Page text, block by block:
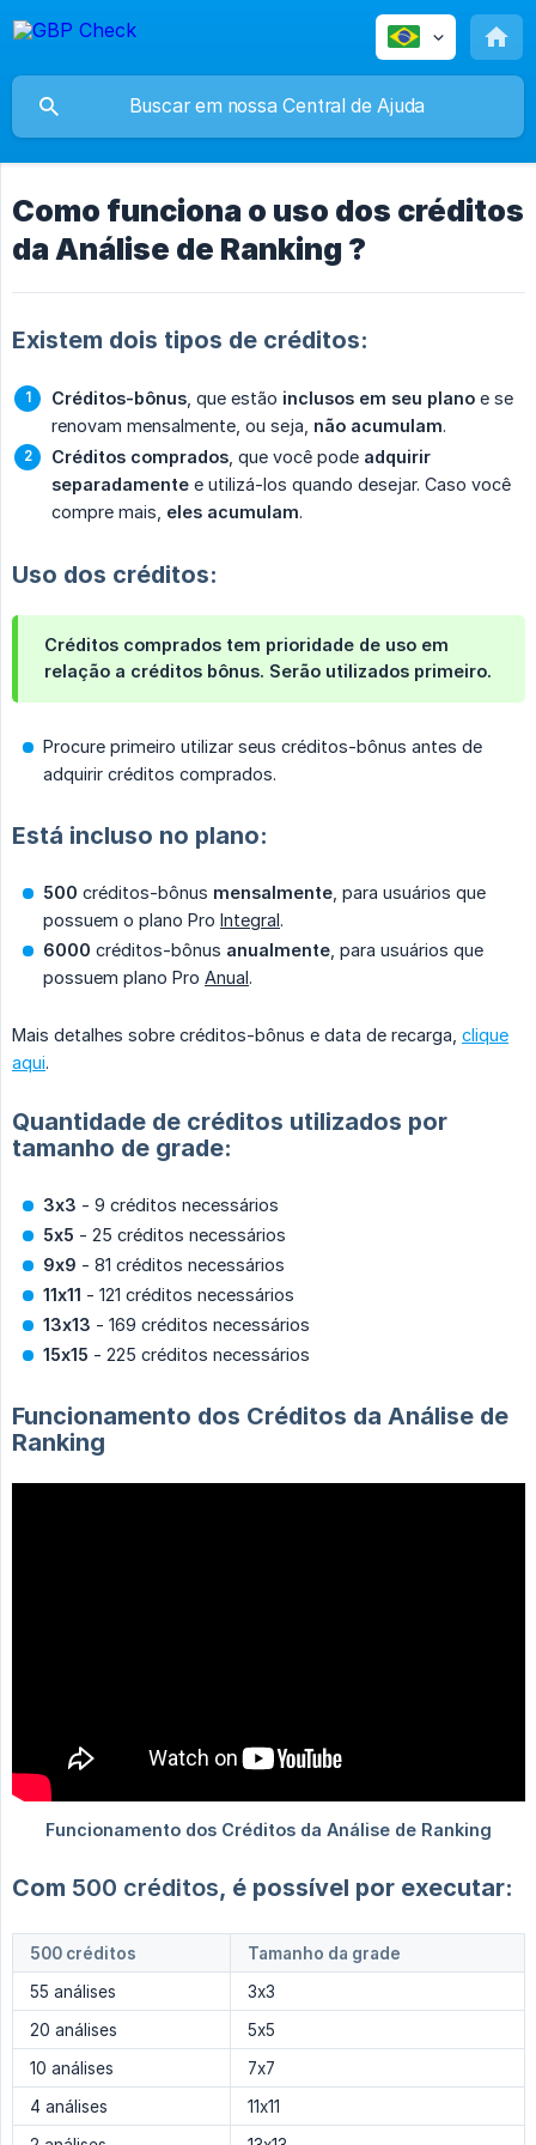
Como funciona o uso dos créditos
da Análise de Ranking ?
Existem dois tipos de créditos:
Créditos-bônus , que estão inclusos em seu plano e se
renovam mensalmente, ou seja, não acumulam.
Créditos comprados , que você pode adquirir
separadamente e utilizá-los quando desejar. Caso você
compre mais, eles acumulam.
Uso dos créditos:
Créditos comprados tem prioridade de uso em
relação a créditos bônus. Serão utilizados primeiro.
Procure primeiro utilizar seus créditos-bônus antes de
adquirir créditos comprados.
Está incluso no plano:
500 créditos-bônus mensalmente , para usuários que
possuem o plano Pro Integral.
6000 créditos-bônus anualmente , para usuários que
possuem plano Pro Anual.
Mais detalhes sobre créditos-bônus e data de recarga, clique
aqui.
Quantidade de créditos utilizados por
tamanho de grade:
3x3 - 9 créditos necessários
5x5 - 25 créditos necessários
9x9 - 81 créditos necessários
11x11 - 121 créditos necessários
13x13 - 169 créditos necessários
15x15 - 225 créditos necessários
Funcionamento dos Créditos da Análise de
Ranking
Com 500 créditos, é possível por executar:
500 créditos
Tamanho da grade
55 análises
3x3
20 análises
5x5
10 análises
7x7
4 análises
11x11